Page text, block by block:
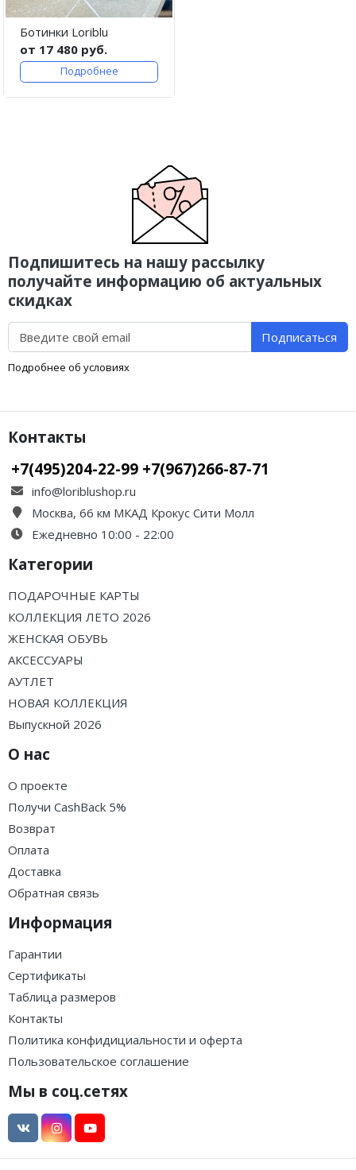
Ботинки Loriblu
от 17 480 руб.
Подробнее
Подпишитесь на нашу рассылку
получайте информацию об актуальных
скидках
Подписаться
Подробнее об условиях
Контакты
+7(495)204-22-99 +7(967)266-87-71
info@loriblushop.ru
Москва, 66 км МКАД Крокус Сити Молл
Ежедневно 10:00 - 22:00
Категории
ПОДАРОЧНЫЕ КАРТЫ
КОЛЛЕКЦИЯ ЛЕТО 2026
ЖЕНСКАЯ ОБУВЬ
АКСЕССУАРЫ
АУТЛЕТ
НОВАЯ КОЛЛЕКЦИЯ
Выпускной 2026
О нас
О проекте
Получи CashBack 5%
Возврат
Оплата
Доставка
Обратная связь
Информация
Гарантии
Сертификаты
Таблица размеров
Контакты
Политика конфидициальности и оферта
Пользовательское соглашение
Мы в соц.сетях